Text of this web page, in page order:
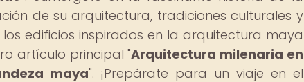
de su arquitectura, tradiciones culturales y
edificios inspirados en la arquitectura maya
artículo principal "Arquitectura milenaria en
maya". ¡Prepárate para un viaje en el